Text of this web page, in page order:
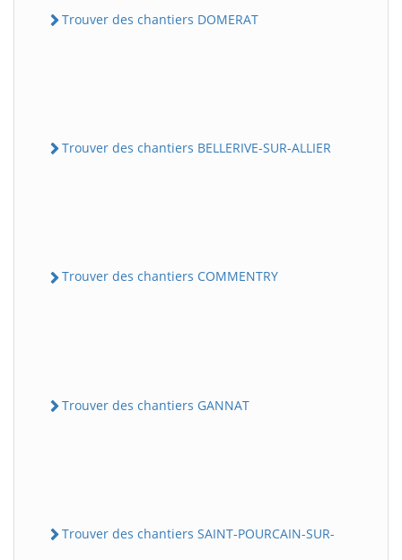
Trouver des chantiers DOMERAT
Trouver des chantiers BELLERIVE-SUR-ALLIER
Trouver des chantiers COMMENTRY
Trouver des chantiers GANNAT
Trouver des chantiers SAINT-POURCAIN-SUR-